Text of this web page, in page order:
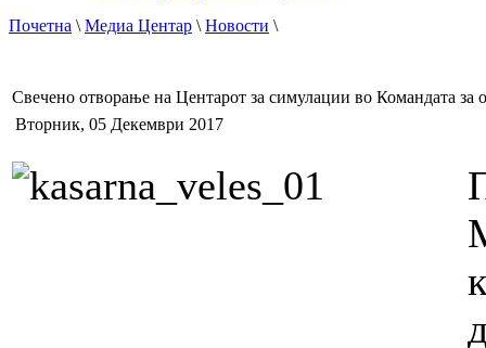
Почетна \Медиа Центар \Новости \
Свечено отворање на Центарот за симулации во Командата за
Вторник, 05 Декември 2017